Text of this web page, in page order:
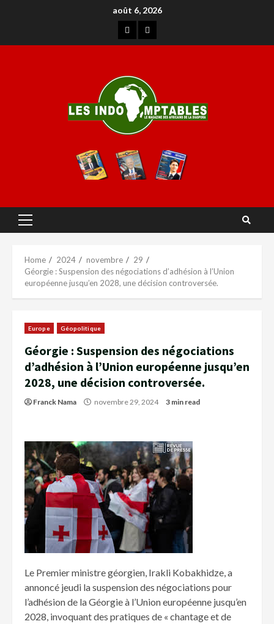
août 6, 2026
Home 2024 novembre
29
Géorgie : Suspension des négociations d’adhésion à l’Union
européenne jusqu’en 2028, une décision controversée.
Europe Géopolitique
Géorgie : Suspension des négociations
d’adhésion à l’Union européenne jusqu’en
2028, une décision controversée.
Franck Nama novembre 29, 2024 3 min read
Le Premier ministre géorgien, Irakli Kobakhidze, a
annoncé jeudi la suspension des négociations pour
l’adhésion de la Géorgie à l’Union européenne jusqu’en
2028, invoquant des pratiques de « chantage et de